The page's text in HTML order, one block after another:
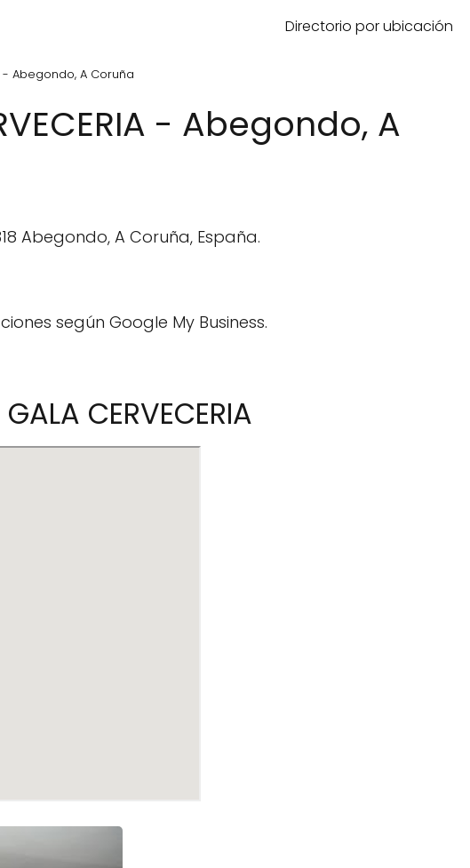
Directorio por ubicación
- Abegondo, A Coruña
- Abegondo, A
Abegondo, A Coruña, España.
según Google My Business.
CERVECERIA